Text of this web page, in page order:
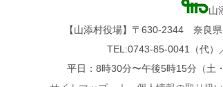
山
【山添村役場】〒630-2344 奈良
TEL:0743-85-0041（代）
平日：8時30分〜午後5時15分（土